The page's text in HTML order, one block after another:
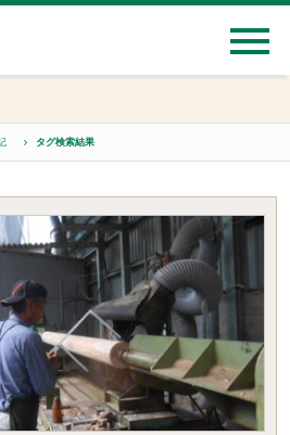
タグ検索結果